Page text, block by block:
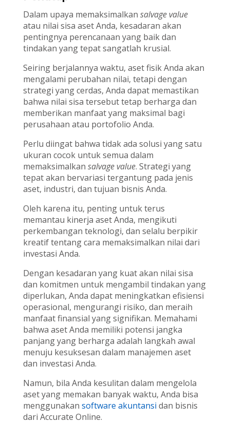
Dalam upaya memaksimalkan salvage value
atau nilai sisa aset Anda, kesadaran akan
pentingnya perencanaan yang baik dan
tindakan yang tepat sangatlah krusial.
Seiring berjalannya waktu, aset fisik Anda akan
mengalami perubahan nilai, tetapi dengan
strategi yang cerdas, Anda dapat memastikan
bahwa nilai sisa tersebut tetap berharga dan
memberikan manfaat yang maksimal bagi
perusahaan atau portofolio Anda.
Perlu diingat bahwa tidak ada solusi yang satu
ukuran cocok untuk semua dalam
memaksimalkan salvage value. Strategi yang
tepat akan bervariasi tergantung pada jenis
aset, industri, dan tujuan bisnis Anda.
Oleh karena itu, penting untuk terus
memantau kinerja aset Anda, mengikuti
perkembangan teknologi, dan selalu berpikir
kreatif tentang cara memaksimalkan nilai dari
investasi Anda.
Dengan kesadaran yang kuat akan nilai sisa
dan komitmen untuk mengambil tindakan yang
diperlukan, Anda dapat meningkatkan efisiensi
operasional, mengurangi risiko, dan meraih
manfaat finansial yang signifikan. Memahami
bahwa aset Anda memiliki potensi jangka
panjang yang berharga adalah langkah awal
menuju kesuksesan dalam manajemen aset
dan investasi Anda.
Namun, bila Anda kesulitan dalam mengelola
aset yang memakan banyak waktu, Anda bisa
menggunakan software akuntansi dan bisnis
dari Accurate Online.